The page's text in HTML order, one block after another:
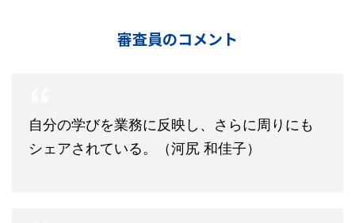
審査員のコメント
自分の学びを業務に反映し、さらに周りにも
シェアされている。（河尻 和佳子）